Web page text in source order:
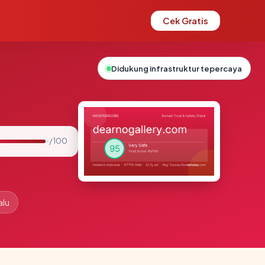
Cek Gratis
/ 100
Didukung infrastruktur tepercaya